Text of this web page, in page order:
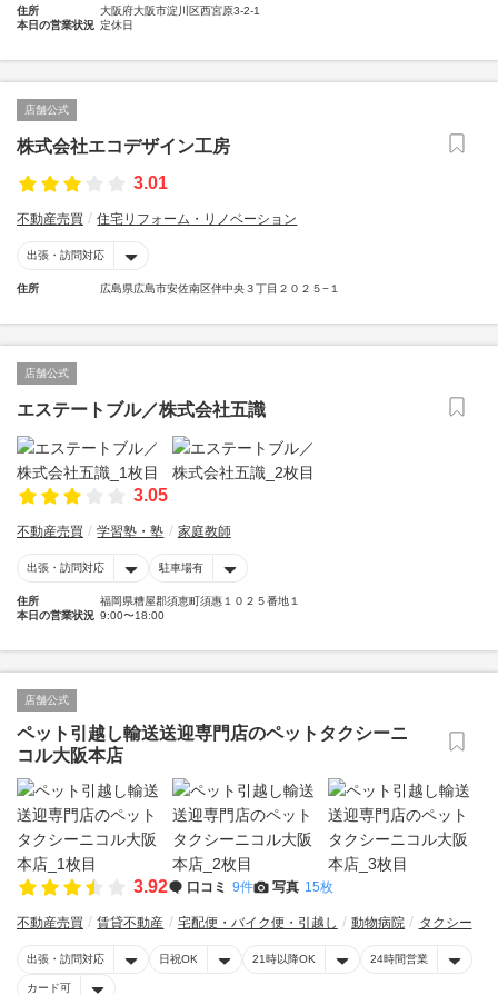
住所
大阪府大阪市淀川区西宮原3-2-1
本日の営業状況 定休日
店舗公式
株式会社エコデザイン工房
3.01
不動産売買 住宅リフォーム・リノベーション
出張・訪問対応
住所 広島県広島市安佐南区伴中央３丁目２０２５−１
店舗公式
エステートブル／株式会社五識
3.05
不動産売買 学習塾・塾 家庭教師
出張・訪問対応 駐車場有
住所
福岡県糟屋郡須恵町須惠１０２５番地１
本日の営業状況 9:00〜18:00
店舗公式
ペット引越し輸送送迎専門店のペットタクシーニ
コル大阪本店
3.92 口コミ 9件 写真 15枚
不動産売買 賃貸不動産 宅配便・バイク便・引越し 動物病院 タクシー
出張・訪問対応 日祝OK 21時以降OK 24時間営業
カード可